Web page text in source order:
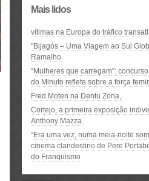
Mais lidos
vítimas na Europa do tráfico
"Bijagós – Uma Viagem ao Sul
Ramalho
“Mulheres que carregam”:
do Minuto reflete sobre a força
Fred Moten na Dentu Zona,
Cortejo, a primeira exposição
Anthony Mazza
“Era uma vez, numa meia-noite
cinema clandestino de Pere
do Franquismo